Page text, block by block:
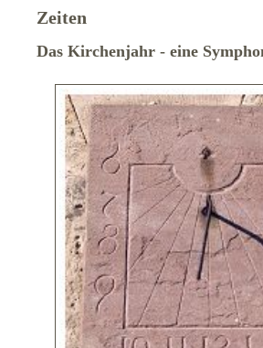
Zeiten
Räume
Rituale
Impressum
Datenschutz
Suche
Links
Zeiten
Das Kirchenjahr - eine